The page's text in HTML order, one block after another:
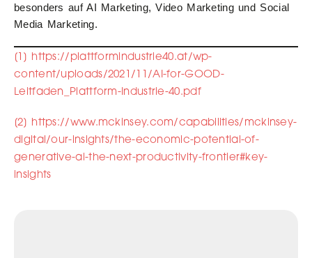
besonders auf AI Marketing, Video Marketing und Social
Media Marketing.
[1] https://plattformindustrie40.at/wp-
content/uploads/2021/11/AI-for-GOOD-
Leitfaden_Plattform-Industrie-40.pdf
[2] https://www.mckinsey.com/capabilities/mckinsey-
digital/our-insights/the-economic-potential-of-
generative-ai-the-next-productivity-frontier#key-
insights